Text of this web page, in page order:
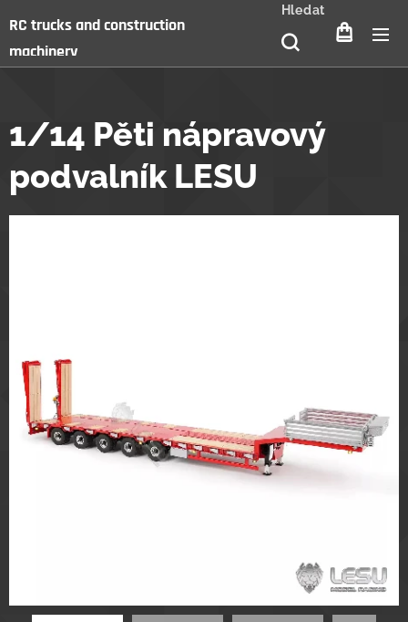
RC trucks and construction
machinery
Hledat
1/14 Pěti nápravový
podvalník LESU